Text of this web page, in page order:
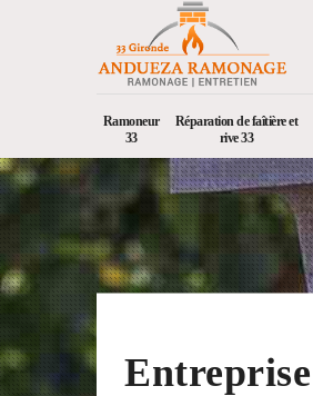
Ramoneur
33
Réparation de faîtière et
rive 33